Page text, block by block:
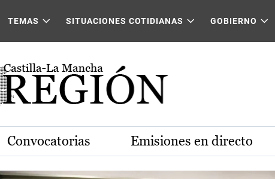
TEMAS SITUACIONES COTIDIANAS GOBIERNO
Convocatorias Emisiones en directo